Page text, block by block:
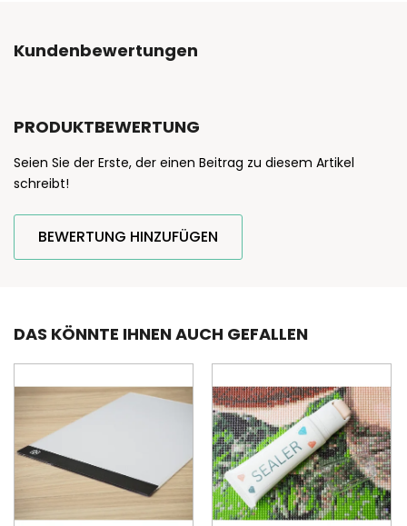
Kundenbewertungen
PRODUKTBEWERTUNG
Seien Sie der Erste, der einen Beitrag zu diesem Artikel
schreibt!
BEWERTUNG HINZUFÜGEN
DAS KÖNNTE IHNEN AUCH GEFALLEN